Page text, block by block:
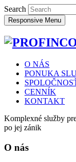
Search
Responsive Menu
O NÁS
PONUKA
CENNÍK
KONTAKT
Komplexné služby
po jej zánik
O nás